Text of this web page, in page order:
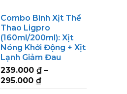
Combo Bình Xịt Thể
Thao Ligpro
(160ml/200ml): Xịt
Nóng Khởi Động + Xịt
Lạnh Giảm Đau
239.000 ₫ –
295.000 ₫Price